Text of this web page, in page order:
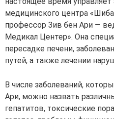
медицинского центра
профессор Зив бен Ари —
Медикал Центер». Она
пересадке печени,
путей, а также лечении
В числе заболеваний,
Ари, можно назвать
гепатитов, токсические